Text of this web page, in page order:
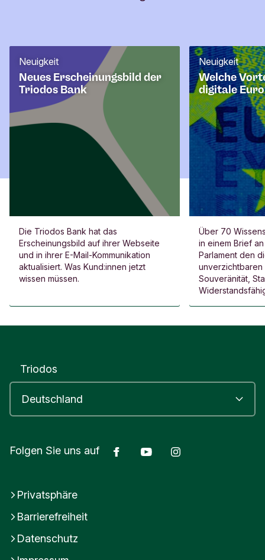
r
Neues Erscheinungsbild der
Triodos Bank
Neuigkeit
Die Triodos Bank hat das
Erscheinungsbild auf ihrer Webseite
und in ihrer E-Mail-Kommunikation
aktualisiert. Was Kund:innen jetzt
wissen müssen.
Welche
digitale
Neuigkeit
Über 70
in einem Brief
Parlament den
unverzichtbaren
Souveränität,
Triodos
Folgen Sie uns auf FacebookYoutube
Privatsphäre
Barrierefreiheit
Datenschutz